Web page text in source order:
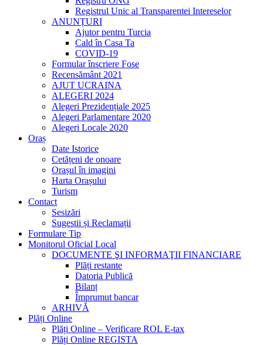
Registrul Unic al Transparentei Intereselor
ANUNȚURI
Ajutor pentru Turcia
Cald în Casa Ta
COVID-19
Formular înscriere Fose
Recensământ 2021
AJUT UCRAINA
ALEGERI 2024
Alegeri Prezidențiale 2025
Alegeri Parlamentare 2020
Alegeri Locale 2020
Oraș
Date Istorice
Cetățeni de onoare
Orașul în imagini
Harta Orașului
Turism
Contact
Sesizări
Sugestii și Reclamații
Formulare Tip
Monitorul Oficial Local
DOCUMENTE ŞI INFORMAŢII FINANCIARE
Plăți restante
Datoria Publică
Bilanț
Împrumut bancar
ARHIVĂ
Plăți Online
Plăți Online – Verificare ROL E-tax
Plăți Online REGISTA